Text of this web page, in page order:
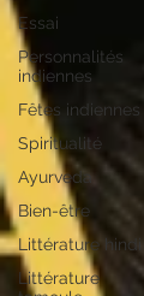
Essai
Personnalités
indiennes
Fêtes indiennes
Spiritualité
Ayurveda
Bien-être
Littérature hindi
Littérature